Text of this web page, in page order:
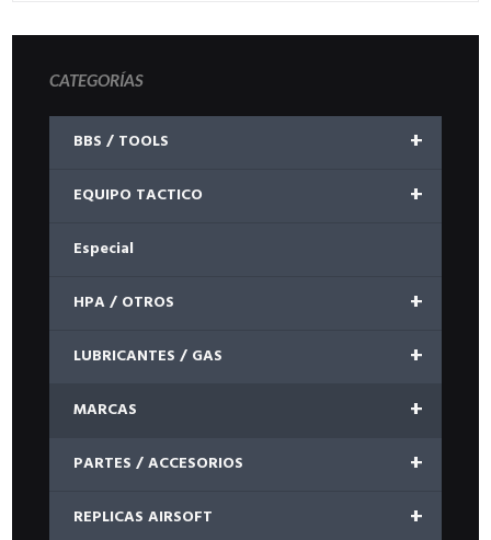
CATEGORÍAS
+
BBS / TOOLS
+
EQUIPO TACTICO
Especial
+
HPA / OTROS
+
LUBRICANTES / GAS
+
MARCAS
+
PARTES / ACCESORIOS
+
REPLICAS AIRSOFT